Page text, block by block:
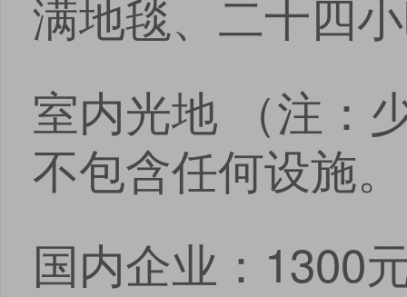
满地毯、二十四
室内光地 （注：
不包含任何设施
国内企业：1300